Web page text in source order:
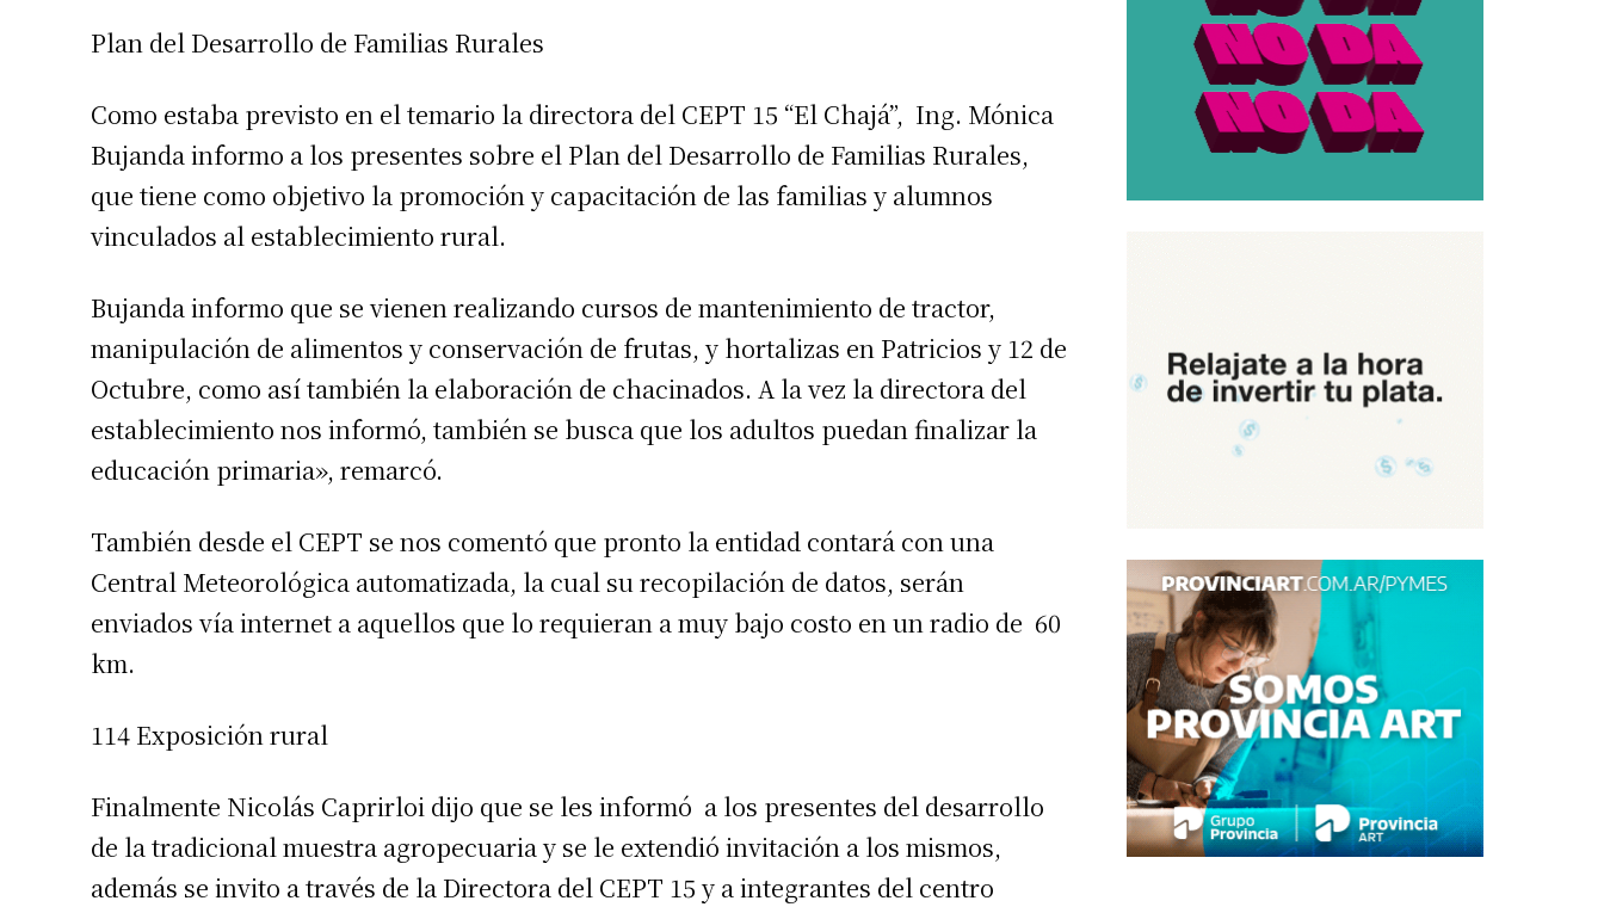
Plan del Desarrollo de Familias Rurales
Como estaba previsto en el temario la directora del CEPT 15 “El Chajá”, Ing. Mónica
Bujanda informo a los presentes sobre el Plan del Desarrollo de Familias Rurales,
que tiene como objetivo la promoción y capacitación de las familias y alumnos
vinculados al establecimiento rural.
Bujanda informo que se vienen realizando cursos de mantenimiento de tractor,
manipulación de alimentos y conservación de frutas, y hortalizas en Patricios y 12 de
Octubre, como así también la elaboración de chacinados. A la vez la directora del
establecimiento nos informó, también se busca que los adultos puedan finalizar la
educación primaria», remarcó.
También desde el CEPT se nos comentó que pronto la entidad contará con una
Central Meteorológica automatizada, la cual su recopilación de datos, serán
enviados vía internet a aquellos que lo requieran a muy bajo costo en un radio de 60
km.
114 Exposición rural
Finalmente Nicolás Caprirloi dijo que se les informó a los presentes del desarrollo
de la tradicional muestra agropecuaria y se le extendió invitación a los mismos,
además se invito a través de la Directora del CEPT 15 y a integrantes del centro